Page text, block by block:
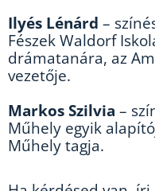
Ilyés Lénárd –
Fészek Waldorf
drámatanára, az
vezetője.
Markos Szilvia –
Műhely egyik
Műhely tagja.